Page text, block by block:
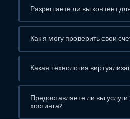
Разрешаете ли вы контент
Как я могу проверить свои
Какая технология
Предоставляете ли вы
хостинга?